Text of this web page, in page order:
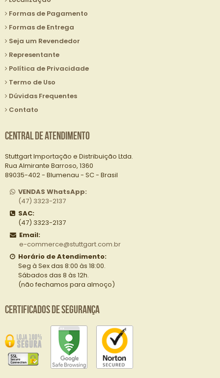
Formas de Pagamento
Formas de Entrega
Seja um Revendedor
Representante
Política de Privacidade
Termo de Uso
Dúvidas Frequentes
Contato
Central de Atendimento
Stuttgart Importação e Distribuição Ltda.
Rua Almirante Barroso, 1360
89035-402 - Blumenau - SC - Brasil
VENDAS WhatsApp:
(47) 3323-2137
SAC:
(47) 3323-2137
Email:
e-commerce@stuttgart.com.br
Horário de Atendimento:
Seg à Sex das 8:00 às 18:00.
Sábados das 8 às 12h.
(não fechamos para almoço)
Certificados de Segurança